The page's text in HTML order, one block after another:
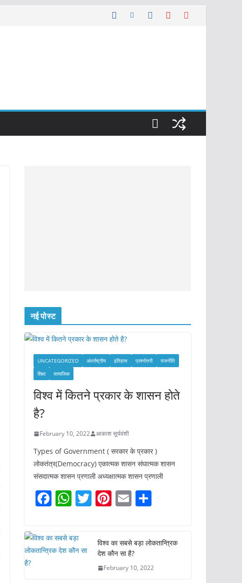
नई पोस्ट
UNCATEGORIZED अंतर्राष्ट्रीय इतिहास प्रश्नोत्तरी
राजनीति
शिक्षा
सामाजिक
विश्व में कितने प्रकार के शासन होते
है?
February 10, 2022 आकाश सूर्यवंशी
Types of Government ( सरकार के प्रकार )
लोकतंत्र(Democracy) एकात्मक शासन संघात्मक शासन
संसदात्मक शासन प्रणाली अध्यक्षात्मक शासन प्रणाली
F
c
e
W
at
s
T
er
Pi
e
st
E
l e
विश्व का सबसे बड़ा लोकतान्त्रिक
देश कौन सा है?
February 10, 2022